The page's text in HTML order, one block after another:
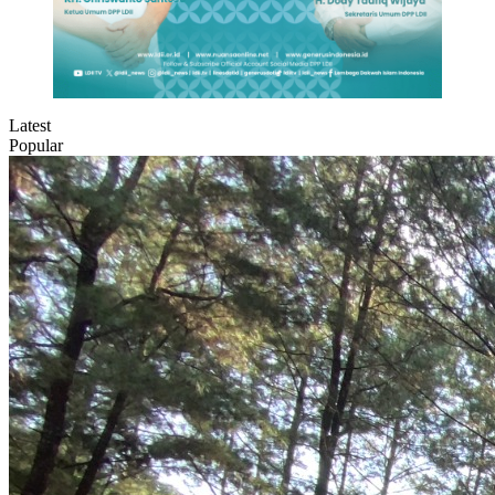
Latest
Popular